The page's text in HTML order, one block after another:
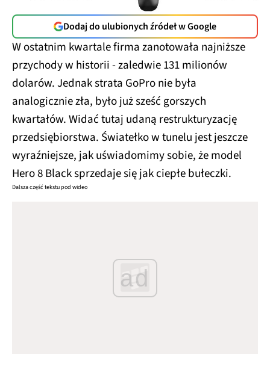
Dodaj do ulubionych źródeł w Google
W ostatnim kwartale firma zanotowała najniższe
przychody w historii - zaledwie 131 milionów
dolarów. Jednak strata GoPro nie była
analogicznie zła, było już sześć gorszych
kwartałów. Widać tutaj udaną restrukturyzację
przedsiębiorstwa. Światełko w tunelu jest jeszcze
wyraźniejsze, jak uświadomimy sobie, że model
Hero 8 Black sprzedaje się jak ciepłe bułeczki.
Dalsza część tekstu pod wideo
ad